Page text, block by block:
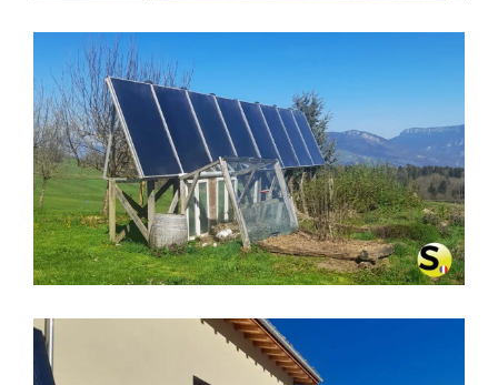
CHAUFFAGE SOLAIRE À MIRIBEL-
LÈS-ÉCHELLES (38380)